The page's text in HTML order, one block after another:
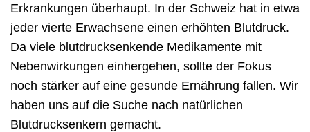
Erkrankungen überhaupt. In der Schweiz hat in etwa
jeder vierte Erwachsene einen erhöhten Blutdruck.
Da viele blutdrucksenkende Medikamente mit
Nebenwirkungen einhergehen, sollte der Fokus
noch stärker auf eine gesunde Ernährung fallen. Wir
haben uns auf die Suche nach natürlichen
Blutdrucksenkern gemacht.